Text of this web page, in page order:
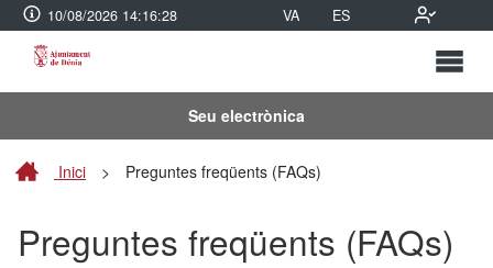
10/08/2026 14:16:28 VA ES
Seu electrònica
Inici > Preguntes freqüents (FAQs)
Preguntes freqüents (FAQs)